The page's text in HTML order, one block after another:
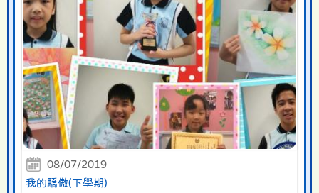
08/07/2019
我的驕傲(下學期)